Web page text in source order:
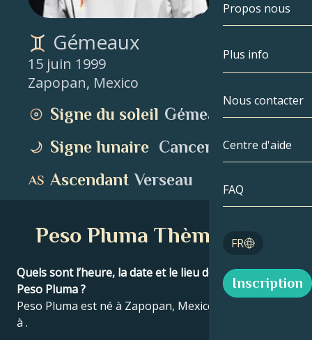
Bélier
Taureau
Cancer
Lion
Vierge
Sagittaire
Thème natal
Célébrités
Propos nous
Plus info
Compatibilité
Tarot
Nombres
Nous contacter
Centre d'aide
FAQ
FR
English
Inscription
Gémeaux
15 juin 1999
Zapopan, Mexico
Signe du soleil Gémeaux
Signe lunaire Cancer
Ascendant Verseau
Peso Pluma Thème natal
Quels sont l’heure, la date et le lieu de naissance de
Peso Pluma ?
Peso Pluma est né à Zapopan, Mexico le 15 juin 1999
à .